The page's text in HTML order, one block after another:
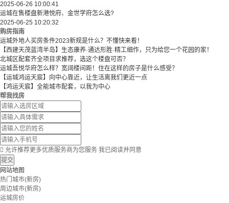
2025-06-26 10:00:41
运城在售楼盘新港悦府、金世学府怎么选?
2025-06-25 10:20:32
购房指南
运城外地人买房条件2023新规是什么？不懂快来看！
【西建天茂蓝湾半岛】生态康养·通达形胜·精工细作，只为给您一个花园的家！
北城区配套齐全项目求推荐，选这个楼盘可否？
运城吾悦华府怎么样？宽阔楼间距！住在这样的房子是什么感受？
【运城鸿运天宸】向中心靠近，让生活离我们更近一点
【鸿运天宸】全能城市配套，以我为中心
帮我找房
 允许推荐更多优质服务商为您服务 我已阅读并同意
提交
网站地图
热门城市(新房)
周边城市(新房)
运城房价